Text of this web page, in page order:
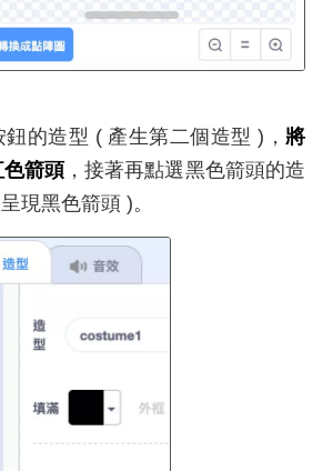
的造型 ( 產生第二個造型 )， 將
箭頭，接著再點選黑色箭頭的造
現黑色箭頭 )。